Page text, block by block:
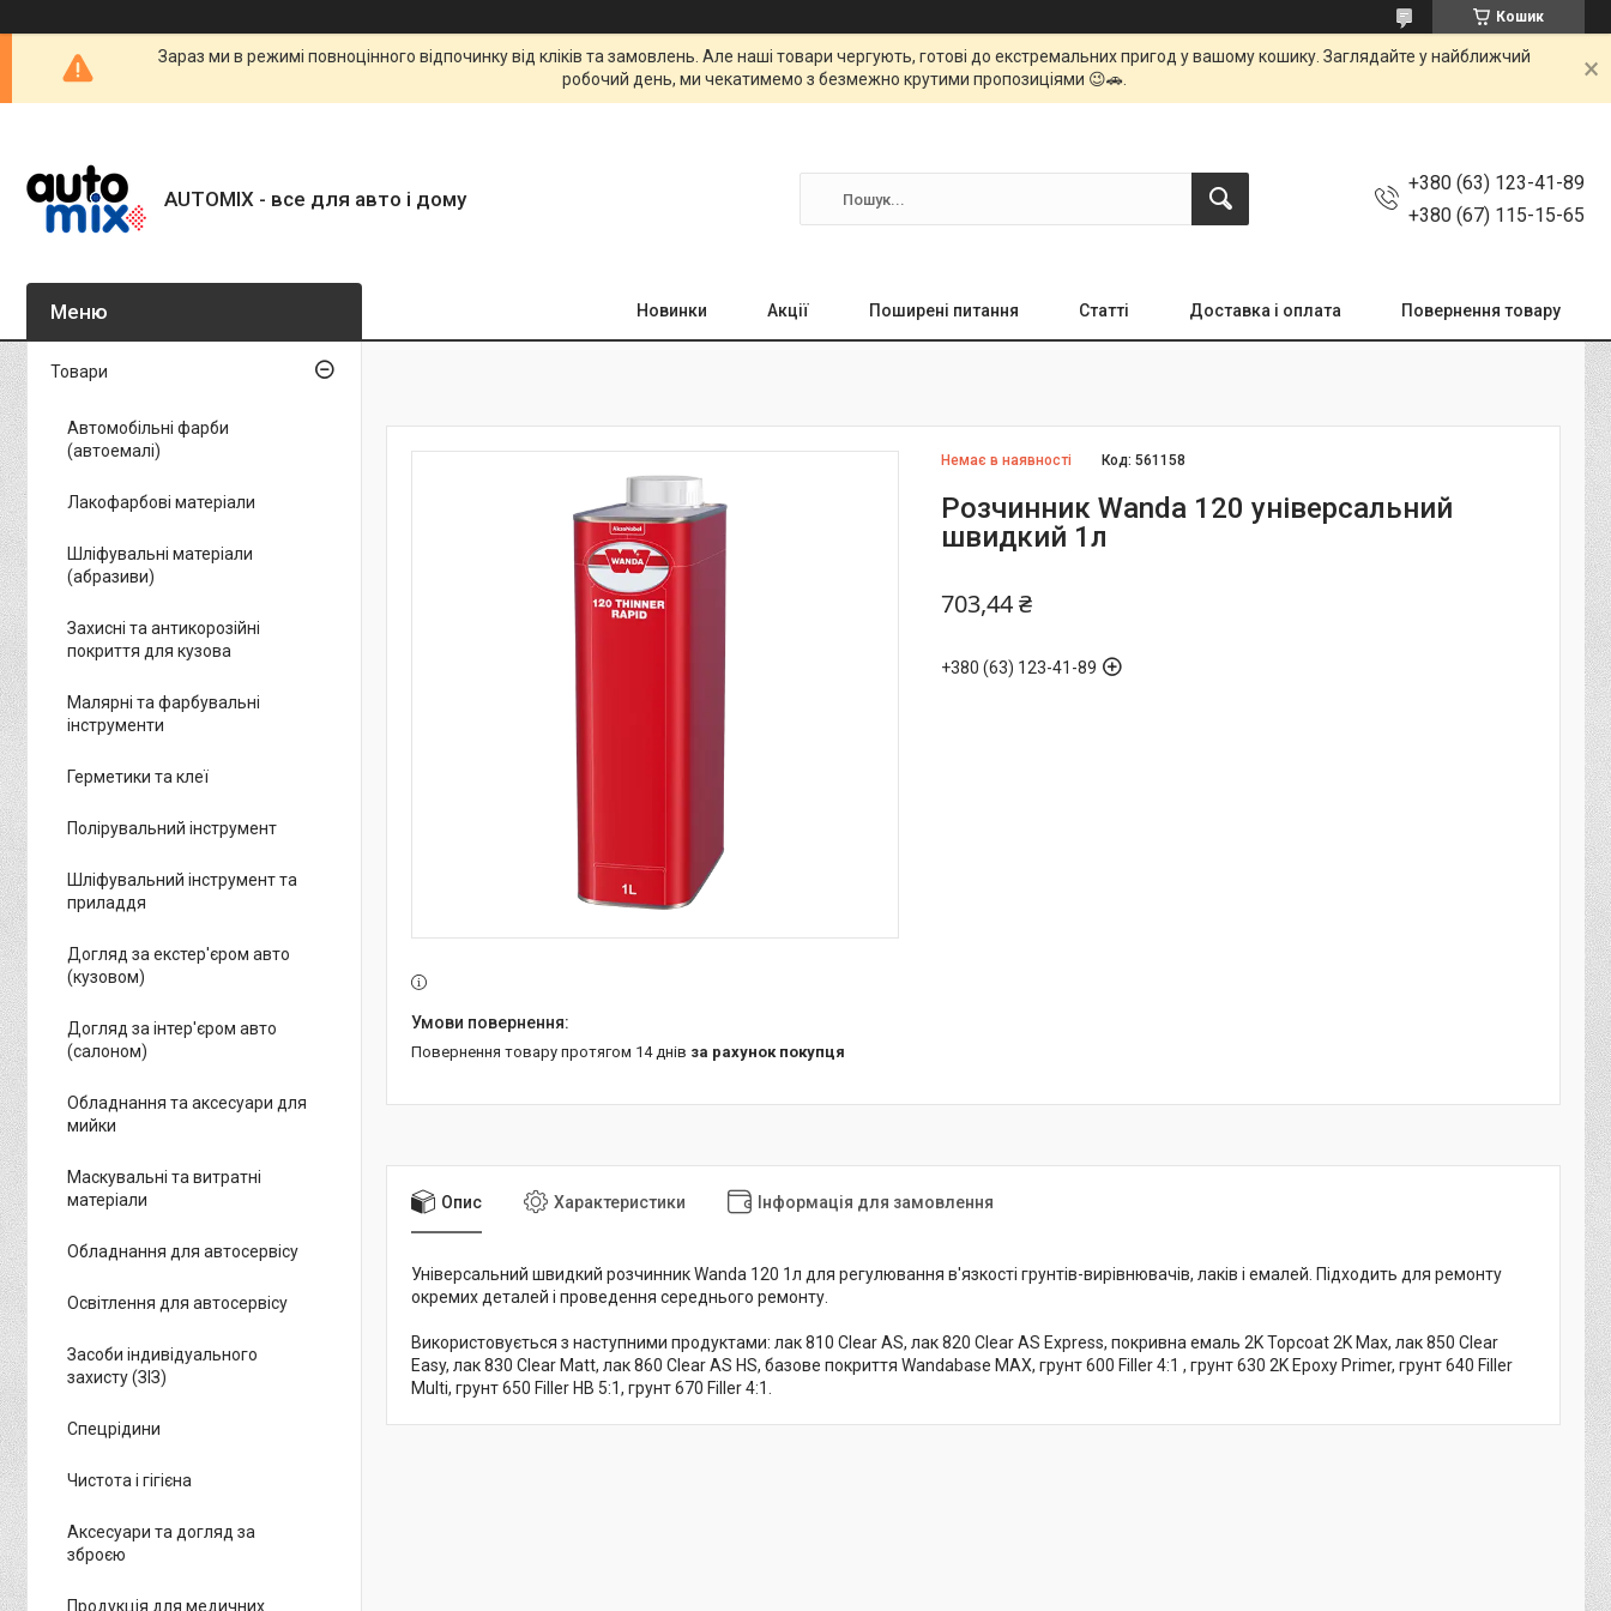
Кошик
Зараз ми в режимі повноцінного відпочинку від кліків та замовлень. Але наші товари чергують, готові до екстремальних пригод у вашому кошику. Заглядайте у найближчий
робочий день, ми чекатимемо з безмежно крутими пропозиціями 😉🚗.
AUTOMIX - все для авто і дому
+380 (63) 123-41-89
+380 (67) 115-15-65
Новинки Акції Поширені питання Статті Доставка і оплата Повернення товару
Немає в наявності Код:561158
Розчинник Wanda 120 універсальний
швидкий 1л
703,44 ₴
+380 (63) 123-41-89
повернення товару протягом 14 днів за рахунок покупця
Опис Характеристики Інформація для замовлення
Універсальний швидкий розчинник Wanda 120 1л для регулювання в'язкості грунтів-вирівнювачів, лаків і емалей. Підходить для ремонту
окремих деталей і проведення середнього ремонту.
Використовується з наступними продуктами: лак 810 Clear AS, лак 820 Clear AS Express, покривна емаль 2K Topcoat 2K Max, лак 850 Clear
Easy, лак 830 Clear Matt, лак 860 Clear AS HS, базове покриття Wandabase MAX, грунт 600 Filler 4:1 , грунт 630 2K Epoxy Primer, грунт 640 Filler
Multi, грунт 650 Filler HB 5:1, грунт 670 Filler 4:1.
Товари
Автомобільні фарби
(автоемалі)
Лакофарбові матеріали
Шліфувальні матеріали
(абразиви)
Захисні та антикорозійні
покриття для кузова
Малярні та фарбувальні
інструменти
Герметики та клеї
Полірувальний інструмент
Шліфувальний інструмент та
приладдя
Догляд за екстер'єром авто
(кузовом)
Догляд за інтер'єром авто
(салоном)
Обладнання та аксесуари для
мийки
Маскувальні та витратні
матеріали
Обладнання для автосервісу
Освітлення для автосервісу
Засоби індивідуального
захисту (ЗІЗ)
Спецрідини
Чистота і гігієна
Аксесуари та догляд за
зброєю
Продукція для медичних